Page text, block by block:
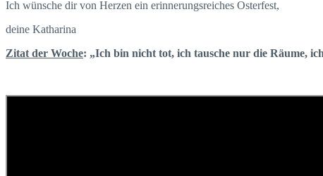
Ich wünsche dir von Herzen ein erinnerungsreiches Osterfest,
deine Katharina
Zitat der Woche: „Ich bin nicht tot, ich tausche nur die Räume,